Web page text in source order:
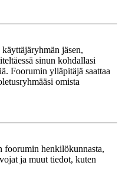
jäsen,
sinun kohdallasi
Foorumin ylläpitäjä saattaa
omista
foorumin henkilökunnasta,
ja muut tiedot, kuten